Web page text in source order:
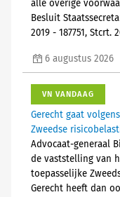
alle overige
Besluit
2019 - 187751, Stcrt.
6 augustus 2026
VN VANDAAG
Gerecht gaat
Zweedse
Advocaat-generaal
de vaststelling van
toepasselijke
Gerecht heeft dan